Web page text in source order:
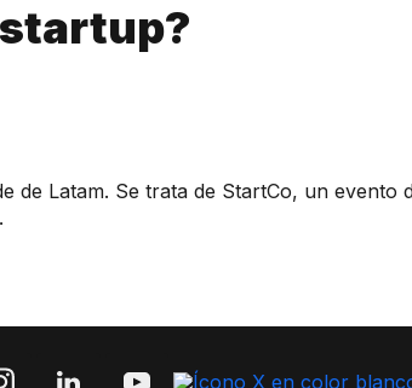
startup?
de Latam. Se trata de StartCo, un